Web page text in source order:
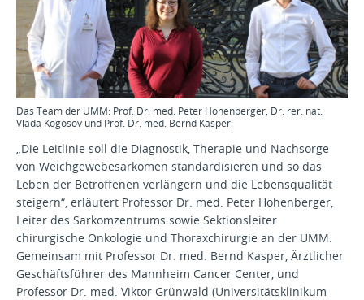
Das Team der UMM: Prof. Dr. med. Peter Hohenberger, Dr. rer. nat.
Vlada Kogosov und Prof. Dr. med. Bernd Kasper.
„Die Leitlinie soll die Diagnostik, Therapie und Nachsorge
von Weichgewebesarkomen standardisieren und so das
Leben der Betroffenen verlängern und die Lebensqualität
steigern“, erläutert Professor Dr. med. Peter Hohenberger,
Leiter des Sarkomzentrums sowie Sektionsleiter
chirurgische Onkologie und Thoraxchirurgie an der UMM.
Gemeinsam mit Professor Dr. med. Bernd Kasper, Ärztlicher
Geschäftsführer des Mannheim Cancer Center, und
Professor Dr. med. Viktor Grünwald (Universitätsklinikum